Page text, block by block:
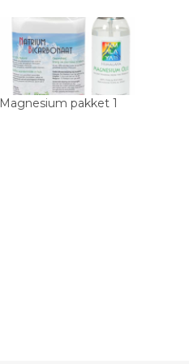
Magnesium pakket 1